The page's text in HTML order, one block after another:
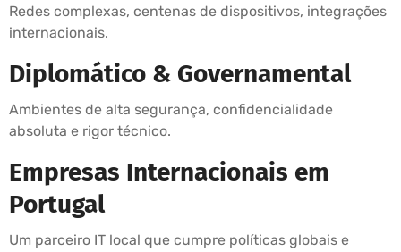
Redes complexas, centenas de dispositivos, integrações
internacionais.
Diplomático & Governamental
Ambientes de alta segurança, confidencialidade
absoluta e rigor técnico.
Empresas Internacionais em
Portugal
Um parceiro IT local que cumpre políticas globais e